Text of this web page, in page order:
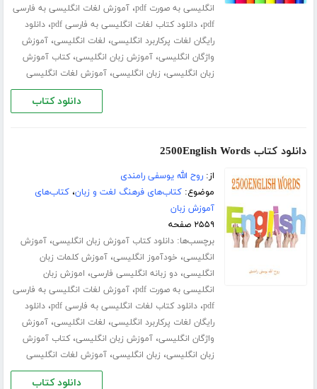
انگلیسی به صورت pdf
،آموزش لغات انگلیسی به فارسی
pdf،دانلود کتاب لغات انگلیسی به فارسی pdf ،دانلود
رایگان لغات پرکاربرد انگلیسی، لغات انگلیسی،آموزش
واژگان انگلیسی،آموزش زبان انگلیسی،کتاب آموزش
زبان انگلیسی، زبان انگلیسی،آموزش لغات انگلیسی
دانلود کتاب
دانلود کتاب 2500English Words
از:روح الله یوسفی رامندی
موضوع:کتاب‌های فرهنگ لغت و زبان،کتاب‌های
آموزش زبان
۲۵۵۹ صفحه
برچسب‌ها:دانلود کتاب آموزش زبان انگلیسی،آموزش
انگلیسی، خودآموز انگلیسی،آموزش کلمات زبان
انگلیسی،دو زبانه انگلیسی فارسی، اموزش زبان
انگلیسی به صورت pdf
،آموزش لغات انگلیسی به فارسی
pdf،دانلود کتاب لغات انگلیسی به فارسی pdf ،دانلود
رایگان لغات پرکاربرد انگلیسی، لغات انگلیسی،آموزش
واژگان انگلیسی،آموزش زبان انگلیسی،کتاب آموزش
زبان انگلیسی، زبان انگلیسی،آموزش لغات انگلیسی
دانلود کتاب